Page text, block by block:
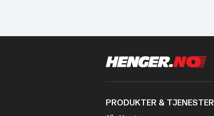
PRODUKTER & TJENESTER